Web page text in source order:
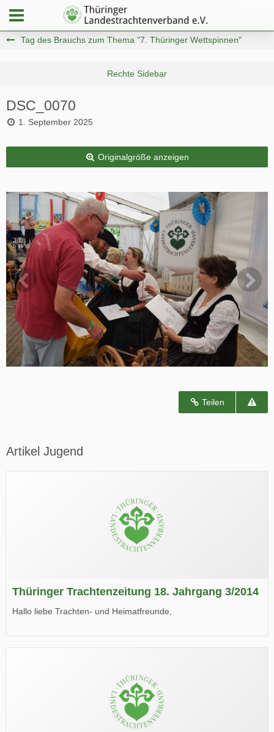
Tag des Brauchs zum Thema "7. Thüringer Wettspinnen"
DSC_0070
1. September 2025
Originalgröße anzeigen
Teilen
Artikel Jugend
Thüringer Trachtenzeitung 18. Jahrgang 3/2014
Hallo liebe Trachten- und Heimatfreunde,
Wir wünschen Euch viel Spaß beim Lesen.